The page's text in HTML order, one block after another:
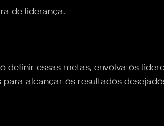
de liderança.
definir essas metas, envolva os
alcançar os resultados